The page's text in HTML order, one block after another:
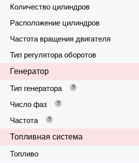
Количество цилиндров
Расположение цилиндров
Частота вращения двигателя
Тип регулятора оборотов
Генератор
Тип генератора
?
Число фаз ?
Частота ?
Топливная система
Топливо